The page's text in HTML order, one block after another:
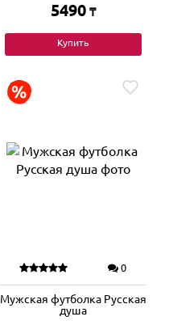
5490 ₸
Купить
0
Мужская футболка Русская
душа